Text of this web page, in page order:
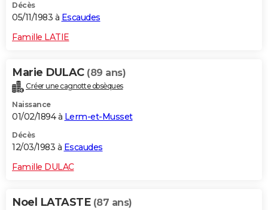
Décès
05/11/1983 à Escaudes
Famille LATIE
Marie DULAC (89 ans)
Créer une cagnotte obsèques
Naissance
01/02/1894 à Lerm-et-Musset
Décès
12/03/1983 à Escaudes
Famille DULAC
Noel LATASTE (87 ans)